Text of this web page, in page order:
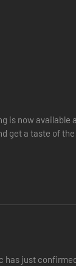
is now available
get a taste of
has just